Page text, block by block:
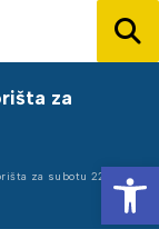
za
za subotu 22.06.2